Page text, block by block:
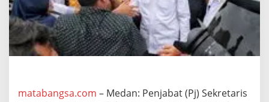
p
i
n
g
i
W
r
matabangsa.com – Medan: Penjabat (Pj) Sekretaris